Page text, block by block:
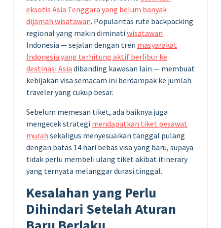
eksotis Asia Tenggara yang belum banyak
dijamah wisatawan. Popularitas rute backpacking
regional yang makin diminati wisatawan
Indonesia — sejalan dengan tren masyarakat
Indonesia yang terhitung aktif berlibur ke
destinasi Asia dibanding kawasan lain — membuat
kebijakan visa semacam ini berdampak ke jumlah
traveler yang cukup besar.
Sebelum memesan tiket, ada baiknya juga
mengecek strategi mendapatkan tiket pesawat
murah sekaligus menyesuaikan tanggal pulang
dengan batas 14 hari bebas visa yang baru, supaya
tidak perlu membeli ulang tiket akibat itinerary
yang ternyata melanggar durasi tinggal.
Kesalahan yang Perlu
Dihindari Setelah Aturan